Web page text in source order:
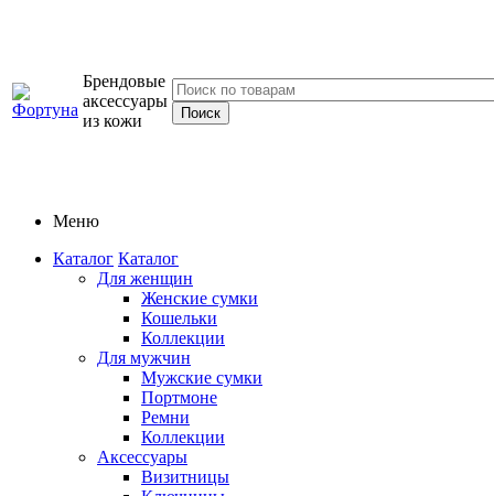
Брендовые
аксессуары
из кожи
Меню
Каталог Каталог
Для женщин
Женские сумки
Кошельки
Коллекции
Для мужчин
Мужские сумки
Портмоне
Ремни
Коллекции
Аксессуары
Визитницы